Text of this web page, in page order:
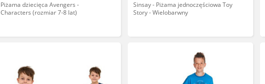
Piżama dziecięca Avengers -
Characters (rozmiar 7-8 lat)
Sinsay - Piżama jednoczęściowa Toy
Story - Wielobarwny